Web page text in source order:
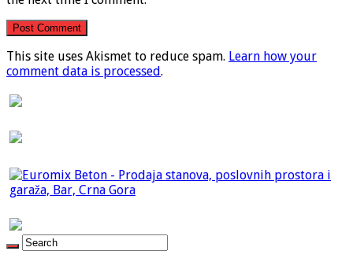
This site uses Akismet to reduce spam. Learn how your
comment data is processed.